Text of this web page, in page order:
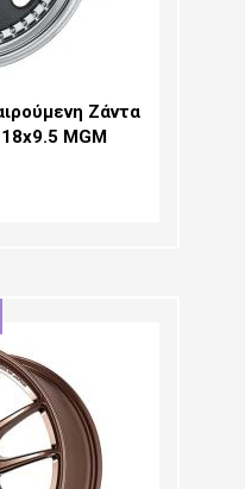
Ζάντα
MGM